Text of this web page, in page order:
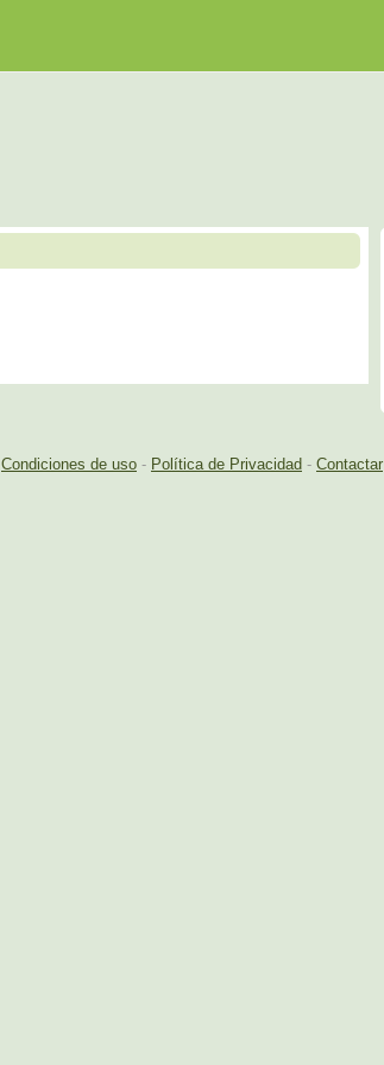
Condiciones de uso - Política de Privacidad - Contactar